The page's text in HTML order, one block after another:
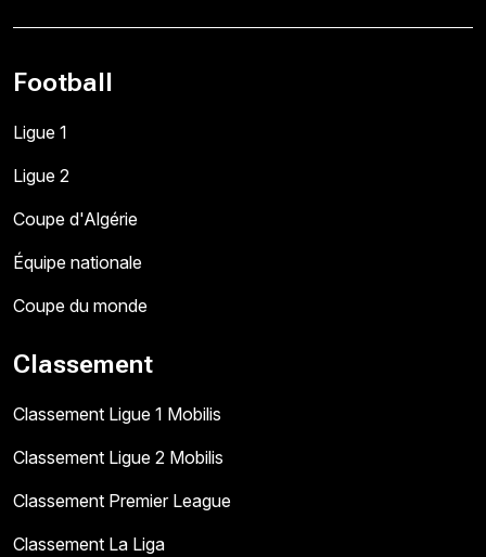
Football
Ligue 1
Ligue 2
Coupe d'Algérie
Équipe nationale
Coupe du monde
Classement
Classement Ligue 1 Mobilis
Classement Ligue 2 Mobilis
Classement Premier League
Classement La Liga